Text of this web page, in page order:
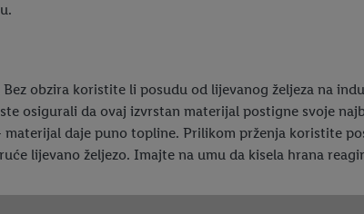
obzira koristite li posudu od lijevanog željeza na
osigurali da ovaj izvrstan materijal postigne svoje
daje puno topline. Prilikom prženja koristite
lijevano željezo. Imajte na umu da kisela hrana